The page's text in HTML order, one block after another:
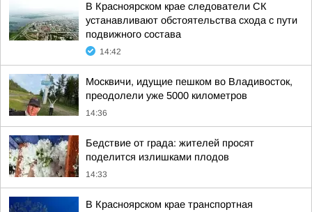
В Красноярском крае следователи СК
устанавливают обстоятельства схода с пути
подвижного состава
14:42
Москвичи, идущие пешком во Владивосток,
преодолели уже 5000 километров
14:36
Бедствие от града: жителей просят
поделится излишками плодов
14:33
В Красноярском крае транспортная